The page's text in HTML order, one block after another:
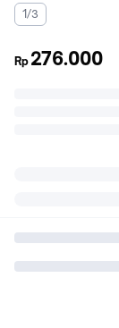
1/3
Rp 276.000